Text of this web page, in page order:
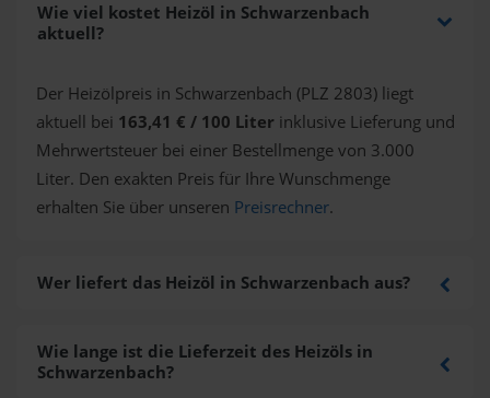
Wie viel kostet Heizöl in Schwarzenbach
aktuell?
Der Heizölpreis in Schwarzenbach (PLZ 2803) liegt
aktuell bei 163,41 € / 100 Liter inklusive Lieferung und
Mehrwertsteuer bei einer Bestellmenge von 3.000
Liter. Den exakten Preis für Ihre Wunschmenge
erhalten Sie über unseren Preisrechner.
Wer liefert das Heizöl in Schwarzenbach aus?
Wie lange ist die Lieferzeit des Heizöls in
Schwarzenbach?